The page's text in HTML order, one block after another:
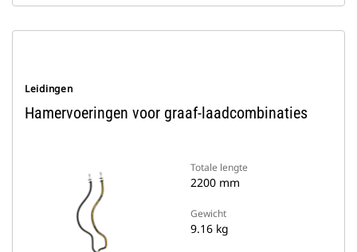
Leidingen
Hamervoeringen voor graaf-laadcombinaties
Totale lengte
2200 mm
Gewicht
9.16 kg